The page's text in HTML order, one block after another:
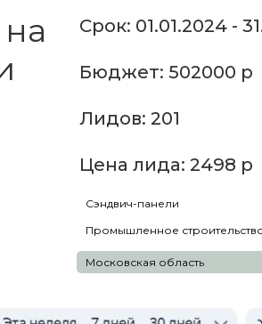
Срок: 01.01.2024 -
Бюджет: 502000 р
Лидов: 201
Цена лида: 2498 р
Сэндвич-панели
Промышленное
Московская область